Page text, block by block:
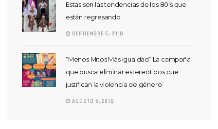
Estas son las tendencias de los 80’s que
están regresando
SEPTIEMBRE 6, 2018
“Menos Mitos Más Igualdad” La campaña
que busca eliminar estereotipos que
justifican la violencia de género
AGOSTO 6, 2018